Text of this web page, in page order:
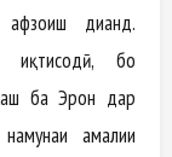
диҳанд.
иқтисодӣ, бо
ба Эрон дар
амалии